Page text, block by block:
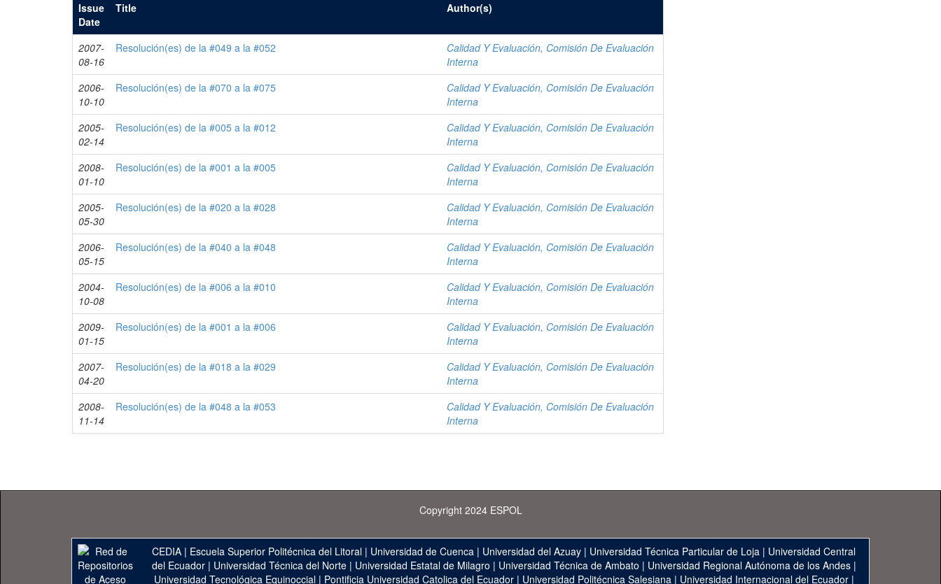
Issue
Date
Title Author(s)
2007-
08-16
Resolución(es) de la #049 a la #052
Calidad Y Evaluación, Comisión De Evaluación
Interna
2006-
10-10
Resolución(es) de la #070 a la #075
Calidad Y Evaluación, Comisión De Evaluación
Interna
2005-
02-14
Resolución(es) de la #005 a la #012
Calidad Y Evaluación, Comisión De Evaluación
Interna
2008-
01-10
Resolución(es) de la #001 a la #005
Calidad Y Evaluación, Comisión De Evaluación
Interna
2005-
05-30
Resolución(es) de la #020 a la #028
Calidad Y Evaluación, Comisión De Evaluación
Interna
2006-
05-15
Resolución(es) de la #040 a la #048
Calidad Y Evaluación, Comisión De Evaluación
Interna
2004-
10-08
Resolución(es) de la #006 a la #010
Calidad Y Evaluación, Comisión De Evaluación
Interna
2009-
01-15
Resolución(es) de la #001 a la #006
Calidad Y Evaluación, Comisión De Evaluación
Interna
2007-
04-20
Resolución(es) de la #018 a la #029
Calidad Y Evaluación, Comisión De Evaluación
Interna
2008-
11-14
Resolución(es) de la #048 a la #053
Calidad Y Evaluación, Comisión De Evaluación
Interna
Copyright 2024 ESPOL
CEDIA | Escuela Superior Politécnica del Litoral | Universidad de Cuenca | Universidad del Azuay | Universidad Técnica Particular de Loja | Universidad Central
del Ecuador| Universidad Técnica del Norte| Universidad Estatal de Milagro | Universidad Técnica de Ambato | Universidad Regional Autónoma de los Andes|
Universidad Tecnológica Equinoccial| Pontificia Universidad Catolica del Ecuador| Universidad Politécnica Salesiana| Universidad Internacional del Ecuador|